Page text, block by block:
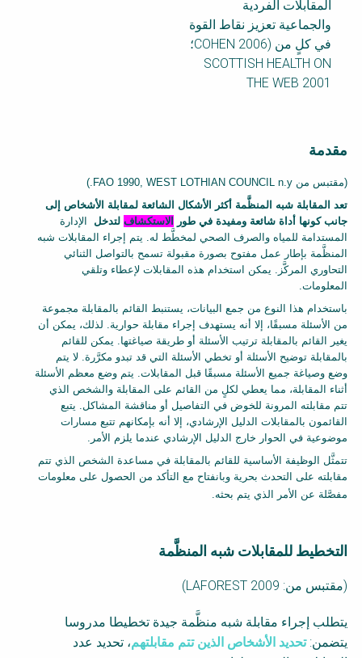
المقابلات الفردية
والجماعية تعزيز نقاط القوة
في كلٍ من (COHEN 2006؛
SCOTTISH HEALTH ON
THE WEB 2001
مقدمة
F
a
c
t
s
h
e
t
B
l
o
c
k
B
o
d
(مقتبس من FAO 1990, WEST LOTHIAN COUNCIL n.y
.)
تعد المقابلة شبه المنظَّمة أكثر الأشكال الشائعة لمقابلة الأشخاص إلى
جانب كونها أداة شائعة ومفيدة في طور
الاستكشاف لتدخل
الإدارة
المستدامة للمياه والصرف الصحي لمخطَّط له. يتم إجراء المقابلات شبه
المنظَّمة بإطار عمل مفتوح بصورة مقبولة تسمح بالتواصل الثنائي
التحاوري المركَّز. يمكن استخدام هذه المقابلات لإعطاء وتلقي
المعلومات.
باستخدام هذا النوع من جمع البيانات، يستنبط القائم بالمقابلة مجموعة
من الأسئلة مسبقًا، إلا أنه يستهدف إجراء مقابلة حوارية. لذلك، يمكن أن
يغير القائم بالمقابلة ترتيب الأسئلة أو طريقة صياغتها. يمكن للقائم
بالمقابلة توضيح الأسئلة أو تخطي الأسئلة التي قد تبدو مكرَّرة. لا يتم
وضع وصياغة جميع الأسئلة مسبقًا قبل المقابلات. يتم وضع معظم الأسئلة
أثناء المقابلة، مما يعطي لكلٍ من القائم على المقابلة والشخص الذي
تتم مقابلته المرونة للخوض في التفاصيل أو مناقشة المشاكل. يتبع
القائمون بالمقابلات الدليل الإرشادي، إلا أنه بإمكانهم تتبع مسارات
موضوعية في الحوار خارج الدليل الإرشادي عندما يلزم الأمر.
تتمثَّل الوظيفة الأساسية للقائم بالمقابلة في مساعدة الشخص الذي تتم
مقابلته على التحدث بحرية وبانفتاح مع التأكد من الحصول على معلومات
مفصَّلة عن الأمر الذي يتم بحثه.
التخطيط للمقابلات شبه المنظَّمة
F
c
t
(مقتبس من: LAFOREST 2009
)
يتطلب إجراء مقابلة شبه منظَّمة جيدة تخطيطا مدروسا
يتضمن:تحديد الأشخاص الذين تتم مقابلتهم، تحديد عدد